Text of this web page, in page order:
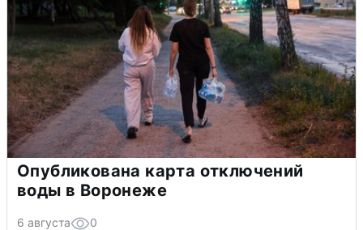
Опубликована карта отключений
воды в Воронеже
6 августа 0